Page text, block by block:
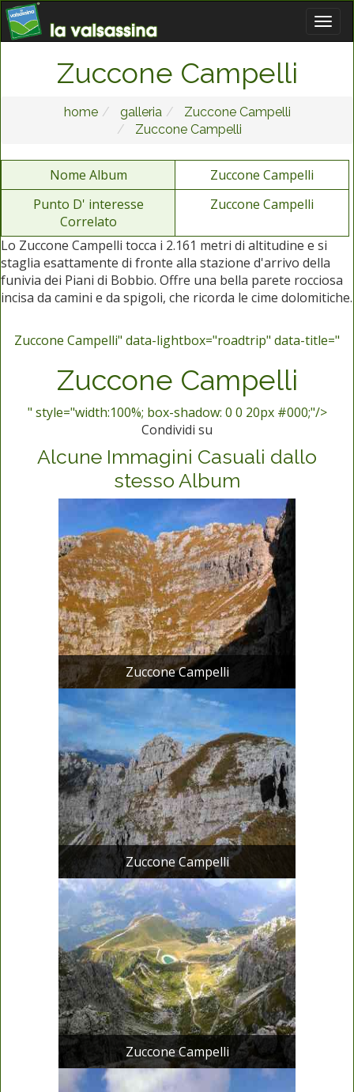
Zuccone Campelli
home galleria
Zuccone Campelli
Zuccone Campelli
Nome Album
Zuccone Campelli
Punto D' interesse
Correlato
Zuccone Campelli
Lo Zuccone Campelli tocca i 2.161 metri di altitudine e si
staglia esattamente di fronte alla stazione d'arrivo della
funivia dei Piani di Bobbio. Offre una bella parete rocciosa
incisa da camini e da spigoli, che ricorda le cime dolomitiche.
Zuccone Campelli" data-lightbox="roadtrip" data-title="
Zuccone Campelli
" style="width:100%; box-shadow: 0 0 20px #000;"/>
Condividi su
Alcune Immagini Casuali dallo
stesso Album
Zuccone Campelli
Zuccone Campelli
Zuccone Campelli